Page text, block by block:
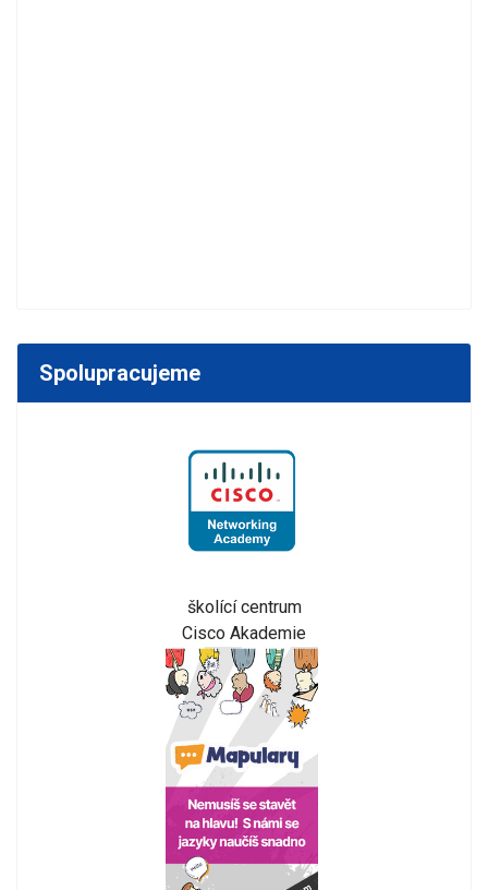
Spolupracujeme
školící centrum
Cisco Akademie